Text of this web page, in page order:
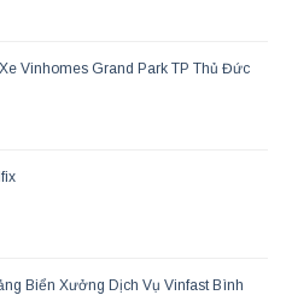
Vinhomes Grand Park TP Thủ Đức
Biển Xưởng Dịch Vụ Vinfast Bình